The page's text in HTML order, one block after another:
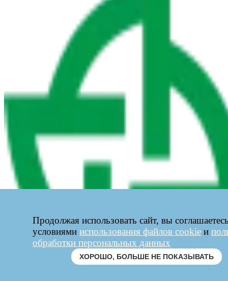
Продолжая использовать сайт, вы
условиями использования файлов cookie и
обработки персональных данных
ХОРОШО, БОЛЬШЕ НЕ ПОКАЗЫВАТЬ